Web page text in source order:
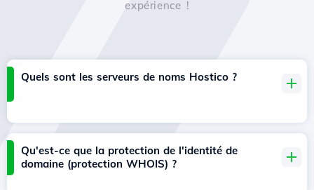
expérience !
Quels sont les serveurs de noms Hostico ?
Qu'est-ce que la protection de l'identité de
domaine (protection WHOIS) ?